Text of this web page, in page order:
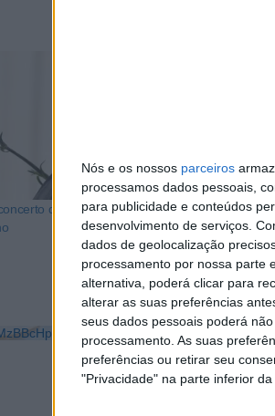
Nós e os nossos parceiros
processamos dados pessoais,
para publicidade e conteúdos
desenvolvimento de serviços.
dados de geolocalização
processamento por nossa parte
alternativa, poderá clicar para
alterar as suas preferências
seus dados pessoais poderá
processamento. As suas
preferências ou retirar seu
"Privacidade" na parte inferior da
de jazz
Crianças de Vila Verde
árvores autóctones